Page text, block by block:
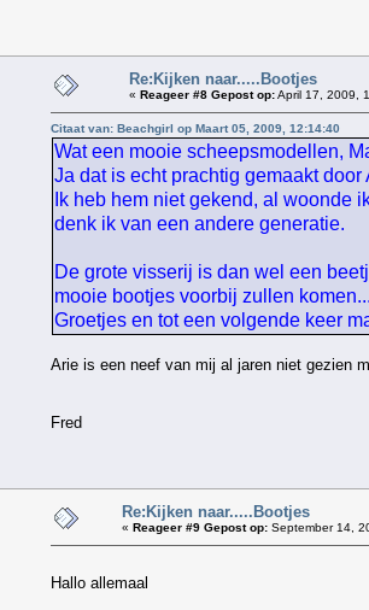
Re:Kijken naar.....Bootjes
« Reageer #8 Gepost op:April 17, 2009,
Citaat van: Beachgirl op Maart 05, 2009, 12:14:40
Wat een mooie scheepsmodellen,
Ja dat is echt prachtig gemaakt door
Ik heb hem niet gekend, al woonde
denk ik van een andere generatie.
De grote visserij is dan wel een
mooie bootjes voorbij zullen
Groetjes en tot een volgende keer
Arie is een neef van mij al jaren niet gezien
Fred
Re:Kijken naar.....Bootjes
« Reageer #9 Gepost op: September 14,
Hallo allemaal